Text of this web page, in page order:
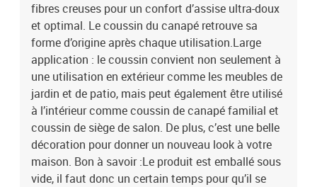
fibres creuses pour un confort d’assise ultra-doux
et optimal. Le coussin du canapé retrouve sa
forme d’origine après chaque utilisation.Large
application : le coussin convient non seulement à
une utilisation en extérieur comme les meubles de
jardin et de patio, mais peut également être utilisé
à l’intérieur comme coussin de canapé familial et
coussin de siège de salon. De plus, c’est une belle
décoration pour donner un nouveau look à votre
maison. Bon à savoir :Le produit est emballé sous
vide, il faut donc un certain temps pour qu’il se